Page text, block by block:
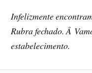
Infelizmente
Rubra fechado. Â
estabelecimento.